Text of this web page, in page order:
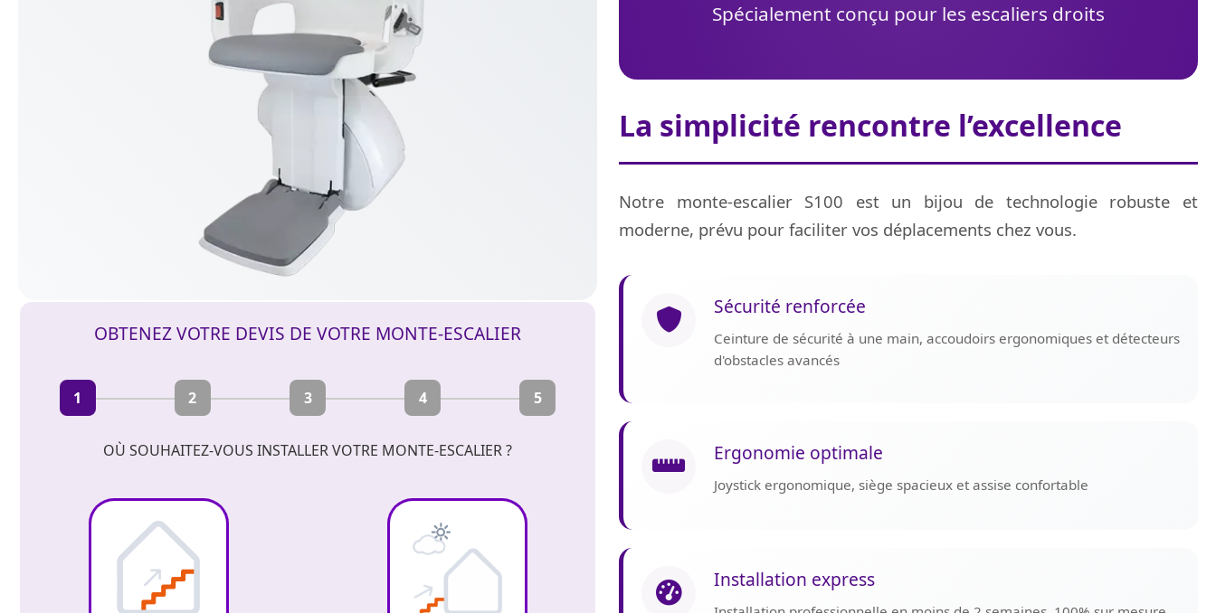
OBTENEZ VOTRE DEVIS DE VOTRE MONTE-ESCALIER
1 2 3 4 5
OÙ SOUHAITEZ-VOUS INSTALLER VOTRE MONTE-ESCALIER ?
Spécialement conçu pour les escaliers droits
La simplicité rencontre l’excellence
Notre monte-escalier S100 est un bijou de technologie robuste et
moderne, prévu pour faciliter vos déplacements chez vous.
Sécurité renforcée
Ceinture de sécurité à une main, accoudoirs ergonomiques et détecteurs
d'obstacles avancés
Ergonomie optimale
Joystick ergonomique, siège spacieux et assise confortable
Installation express